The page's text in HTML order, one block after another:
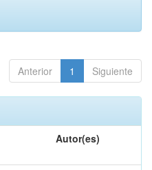
Anterior 1 Siguiente
Autor(es)